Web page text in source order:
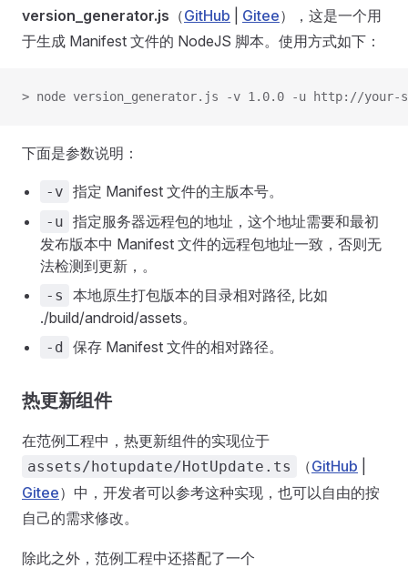
version_generator.js （GitHub Gitee），这是一个用
于生成 Manifest 文件的 NodeJS 脚本。使用方式如下：
> node version_generator.js -v 1.0.0 -u http://your-
下面是参数说明：
-v 指定 Manifest 文件的主版本号。
-u 指定服务器远程包的地址，这个地址需要和最初
发布版本中 Manifest 文件的远程包地址一致，否则无
法检测到更新，。
-s
本地原生打包版本的目录相对路径, 比如
./build/android/assets。
-d 保存 Manifest 文件的相对路径。
热更新组件
在范例工程中，热更新组件的实现位于
assets/hotupdate/HotUpdate.ts （GitHub
Gitee）中，开发者可以参考这种实现，也可以自由的按
自己的需求修改。
除此之外，范例工程中还搭配了一个